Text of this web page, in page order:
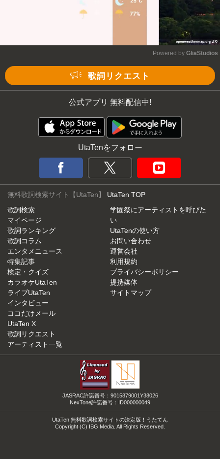
Powered by GliaStudios
歌詞リクエスト
公式アプリ 無料配信中!
UtaTenをフォロー
無料歌詞検索サイト【UtaTen】 UtaTen TOP
歌詞検索
マイページ
歌詞ランキング
歌詞コラム
エンタメニュース
特集記事
検定・クイズ
カラオケUtaTen
ライブUtaTen
インタビュー
ココだけメール
UtaTen X
歌詞リクエスト
アーティスト一覧
学園祭にアーティストを呼びた
い
UtaTenの使い方
お問い合わせ
運営会社
利用規約
プライバシーポリシー
提携媒体
サイトマップ
JASRAC許諾番号：9015879001Y38026
NexTone許諾番号：ID000000049
UtaTen 無料歌詞検索サイトの決定版！うたてん
Copyright (C) IBG Media. All Rights Reserved.